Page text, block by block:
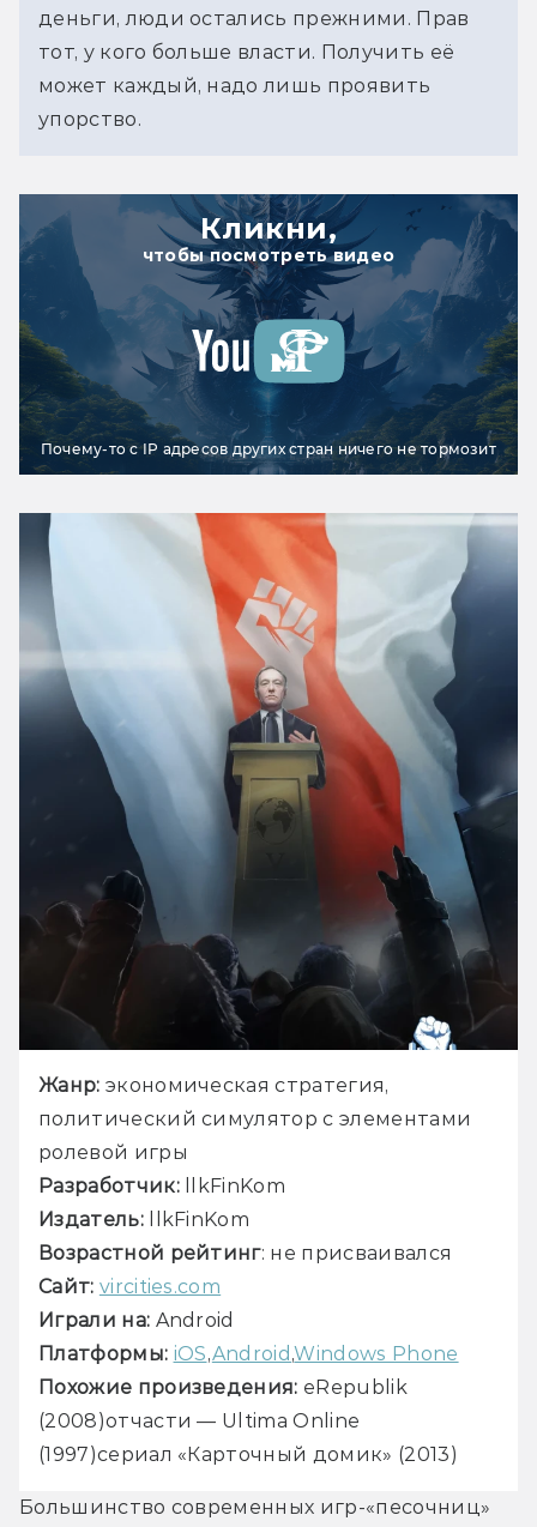
деньги, люди остались прежними. Прав
тот, у кого больше власти. Получить её
может каждый, надо лишь проявить
упорство.
Кликни,
чтобы посмотреть видео
Почему-то с IP адресов других стран ничего не тормозит
Жанр: экономическая стратегия,
политический симулятор с элементами
Разработчик:
Издатель:
Возрастной рейтинг
Сайт: vircities.com
Играли на:
Платформы: iOS,Android ,Windows Phone
Похожие произведения: eRepublik
(2008)отчасти — Ultima Online
(1997)сериал «Карточный домик» (2013)
Большинство современных игр-«песочниц»